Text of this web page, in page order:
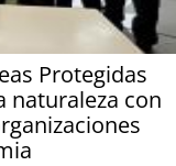
Protegidas
naturaleza con